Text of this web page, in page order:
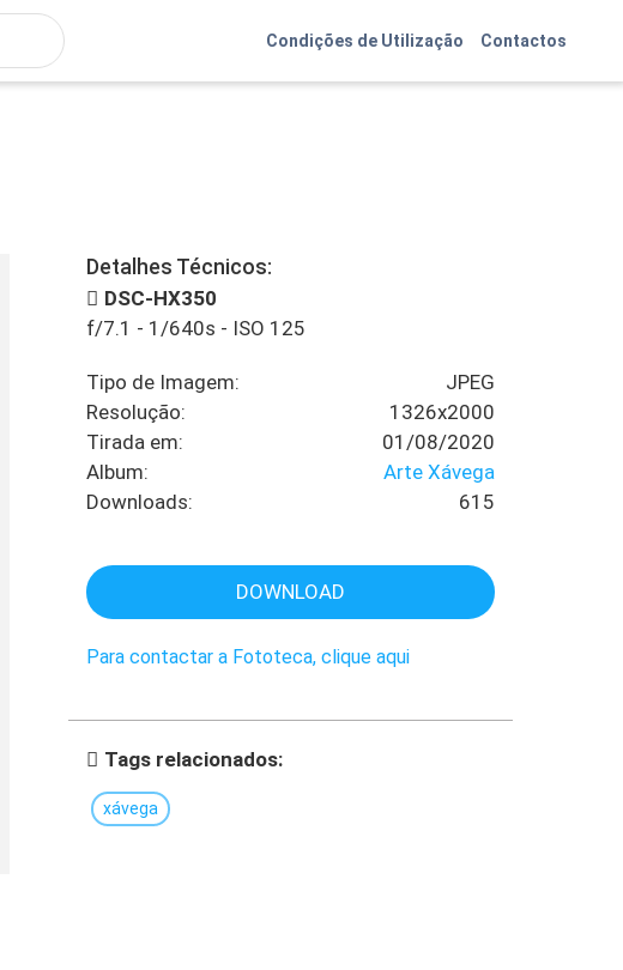
Condições de Utilização Contactos
Detalhes Técnicos:
DSC-HX350
f/7.1 - 1/640s - ISO 125
Tipo de Imagem:
JPEG
Resolução:
1326x2000
Tirada em:
01/08/2020
Album:
Arte Xávega
Downloads:
615
DOWNLOAD
Para contactar a Fototeca, clique aqui
Tags relacionados:
xávega